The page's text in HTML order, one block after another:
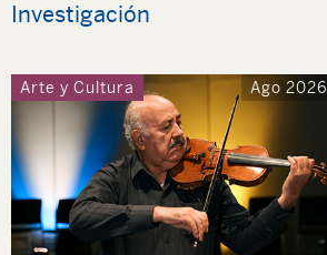
Investigación
Arte y Cultura Ago 2026